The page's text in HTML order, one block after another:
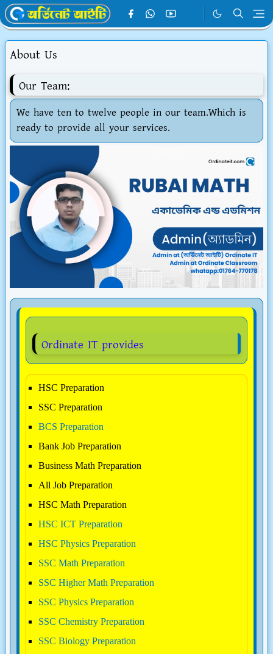
About Us
Our Team:
We have ten to twelve people in our team.Which is
ready to provide all your services.
Ordinate IT provides
HSC Preparation
SSC Preparation
BCS Preparation
Bank Job Preparation
Business Math Preparation
All Job Preparation
HSC Math Preparation
HSC ICT Preparation
HSC Physics Preparation
SSC Math Preparation
SSC Higher Math Preparation
SSC Physics Preparation
SSC Chemistry Preparation
SSC Biology Preparation